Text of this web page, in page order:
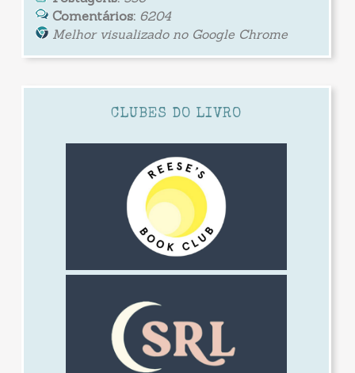
Comentários: 6204
Melhor visualizado no Google Chrome
CLUBES DO LIVRO